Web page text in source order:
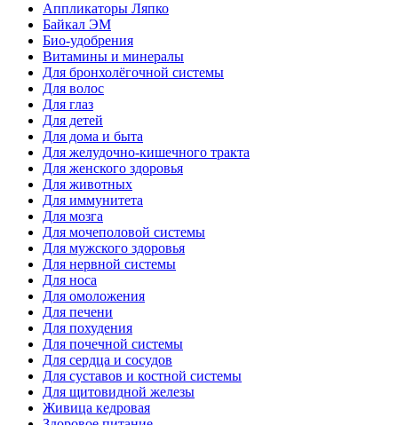
Аппликаторы Ляпко
Байкал ЭМ
Био-удобрения
Витамины и минералы
Для бронхолёгочной системы
Для волос
Для глаз
Для детей
Для дома и быта
Для желудочно-кишечного тракта
Для женского здоровья
Для животных
Для иммунитета
Для мозга
Для мочеполовой системы
Для мужского здоровья
Для нервной системы
Для носа
Для омоложения
Для печени
Для похудения
Для почечной системы
Для сердца и сосудов
Для суставов и костной системы
Для щитовидной железы
Живица кедровая